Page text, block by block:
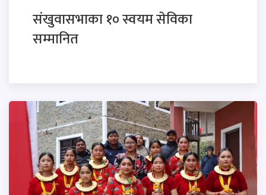
संखुवासभाका १० स्वयम सेविका
सम्मानित